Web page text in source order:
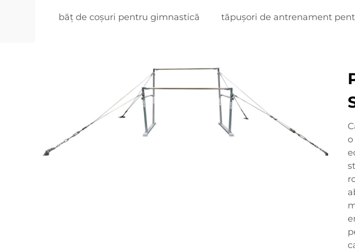
băț de coșuri pentru gimnastică tăpușori de antrenament